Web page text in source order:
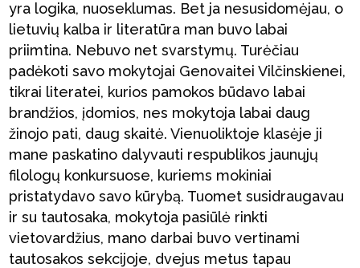
yra logika, nuoseklumas. Bet ja nesusidomėjau, o
lietuvių kalba ir literatūra man buvo labai
priimtina. Nebuvo net svarstymų. Turėčiau
padėkoti savo mokytojai Genovaitei Vilčinskienei,
tikrai literatei, kurios pamokos būdavo labai
brandžios, įdomios, nes mokytoja labai daug
žinojo pati, daug skaitė. Vienuoliktoje klasėje ji
mane paskatino dalyvauti respublikos jaunųjų
filologų konkursuose, kuriems mokiniai
pristatydavo savo kūrybą. Tuomet susidraugavau
ir su tautosaka, mokytoja pasiūlė rinkti
vietovardžius, mano darbai buvo vertinami
tautosakos sekcijoje, dvejus metus tapau